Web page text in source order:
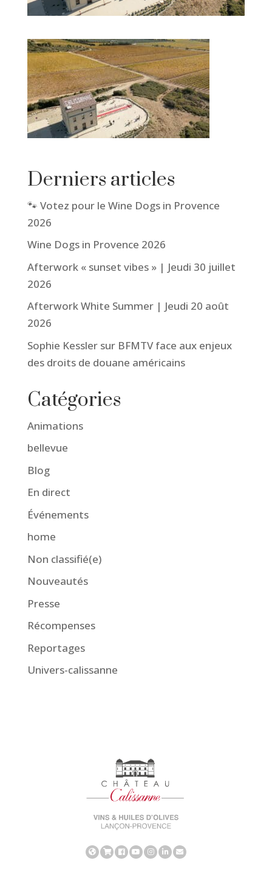
Derniers articles
🐾 Votez pour le Wine Dogs in Provence
2026
Wine Dogs in Provence 2026
Afterwork « sunset vibes » | Jeudi 30 juillet
2026
Afterwork White Summer | Jeudi 20 août
2026
Sophie Kessler sur BFMTV face aux enjeux
des droits de douane américains
Catégories
Animations
bellevue
Blog
En direct
Événements
home
Non classifié(e)
Nouveautés
Presse
Récompenses
Reportages
Univers-calissanne